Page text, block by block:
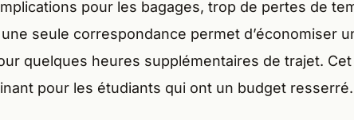
pour les bagages, trop de pertes de
seule correspondance permet d’économiser
quelques heures supplémentaires de trajet.
pour les étudiants qui ont un budget resserré.